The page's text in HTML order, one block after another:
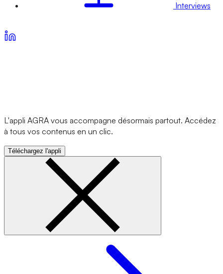
Interviews
L'appli AGRA vous accompagne désormais partout. Accédez
à tous vos contenus en un clic.
Téléchargez l'appli